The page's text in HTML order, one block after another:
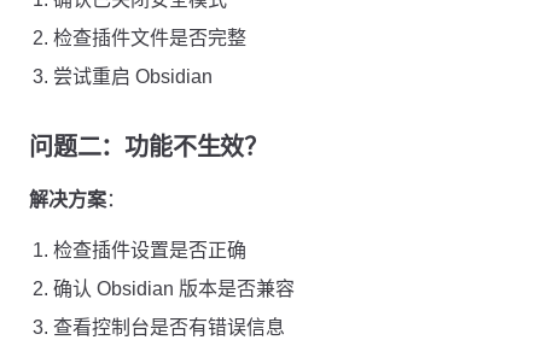
检查插件文件是否完整
尝试重启 Obsidian
问题二：功能不生效？
解决方案：
检查插件设置是否正确
确认 Obsidian 版本是否兼容
查看控制台是否有错误信息